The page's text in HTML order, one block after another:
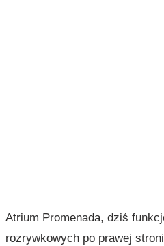
Atrium Promenada, dziś
rozrywkowych po prawej